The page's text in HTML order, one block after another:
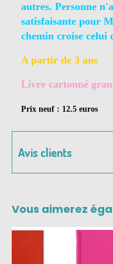
autres. Personne
satisfaisante pour
chemin croise celui
A partir de 3 ans
Livre cartonné
Prix neuf : 12.5 euros
Avis clients
Vous aimerez